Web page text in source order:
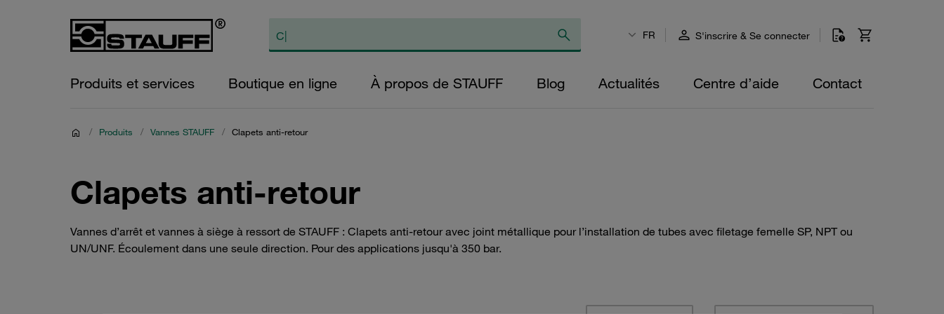
FR S'inscrire & Se connecter
Produits et services Boutique en ligne À propos de STAUFF Blog Actualités Centre d’aide Contact
/ Produits / Vannes STAUFF / Clapets anti-retour
Clapets anti-retour
Vannes d’arrêt et vannes à siège à ressort de STAUFF : Clapets anti-retour avec joint métallique pour l’installation de tubes avec filetage femelle SP, NPT ou
UN/UNF. Écoulement dans une seule direction. Pour des applications jusqu'à 350 bar.